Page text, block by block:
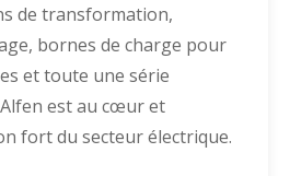
de transformation,
bornes de charge pour
et toute une série
est au cœur et
fort du secteur électrique.